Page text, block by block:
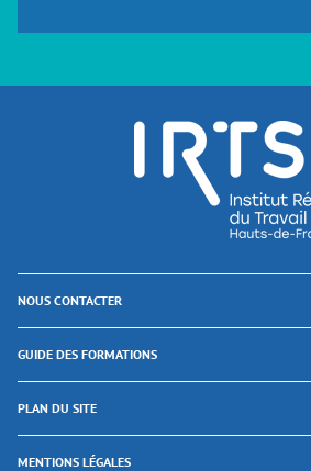
NOUS CONTACTER
GUIDE DES FORMATIONS
PLAN DU SITE
MENTIONS LÉGALES